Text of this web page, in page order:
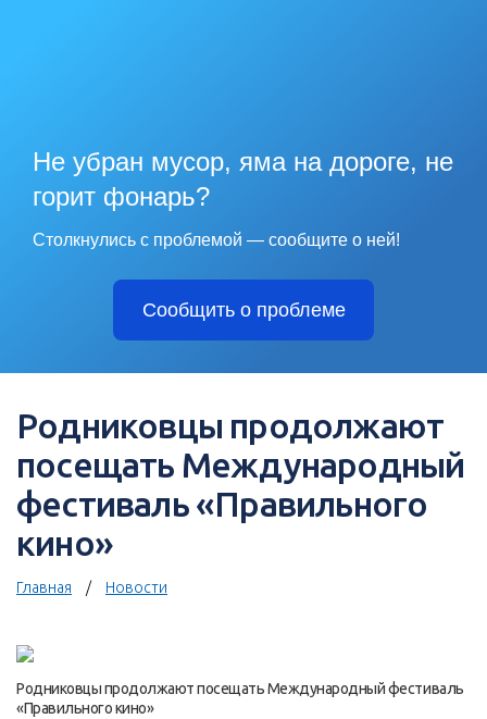
Не убран мусор, яма на дороге, не
горит фонарь?
Столкнулись с проблемой — сообщите о ней!
Сообщить о проблеме
Родниковцы продолжают
посещать Международный
фестиваль «Правильного
кино»
Главная Новости
Родниковцы продолжают посещать Международный фестиваль
«Правильного кино»